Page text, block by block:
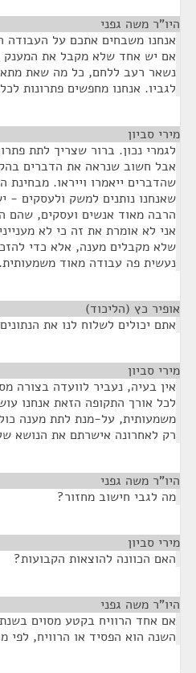
היו"ר משה גפני
אנחנו משבחים אתכם על
אם יש אחד שלא מקבל את המענק
נשאר רעב ללחם, כל מה שאת
לגביו. אנחנו מחפשים פתרונות
מירי סביון
לגמרי נכון. ברור שצריך לתת
אבל חשוב שנראה את הדברים
שהדברים ייאמרו וייראו. מבחינת
שאנחנו נותנים למשק ולעסקים -
הרבה מאוד אנשים ועסקים, שהם
אני לא אומרת את זה כי לא
שלא מקבלים מענה, אלא כדי
נעשית פה עבודה מאוד משמעותית.
אופיר כץ (הליכוד)
אתם יכולים לשלוח לנו את
מירי סביון
אין בעיה, נעביר לוועדה בצורה
לכל אורך התקופה הזאת אנחנו
משמעותית, על-מנת לתת מענה
רק לאחרונה אישרתם את הנושא
היו"ר משה גפני
מה לגבי חישוב מחזור?
מירי סביון
האם הכוונה להוצאות הקבועות?
היו"ר משה גפני
השנה הוא הפסיד או הרוויח, לפי